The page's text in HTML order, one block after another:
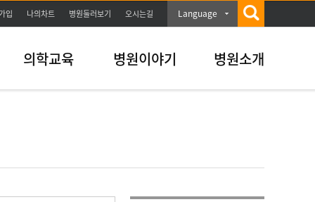
입 나의차트 병원둘러보기 오시는길 Language
의학교육 병원이야기 병원소개